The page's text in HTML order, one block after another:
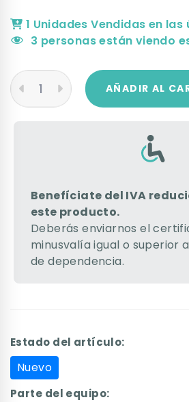
1 Unidades Vendidas en las
3 personas están viendo
AÑADIR AL
Benefíciate del IVA
este producto.
Deberás enviarnos el
minusvalía igual o superior
de dependencia.
Estado del artículo:
Nuevo
Parte del equipo: